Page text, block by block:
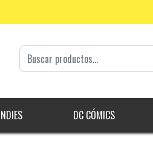
DC CÓMICS